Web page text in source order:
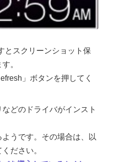
とスクリーンショット保
。
」ボタンを押してく
どのドライバがインスト
うです。その場合は、以
ださい。